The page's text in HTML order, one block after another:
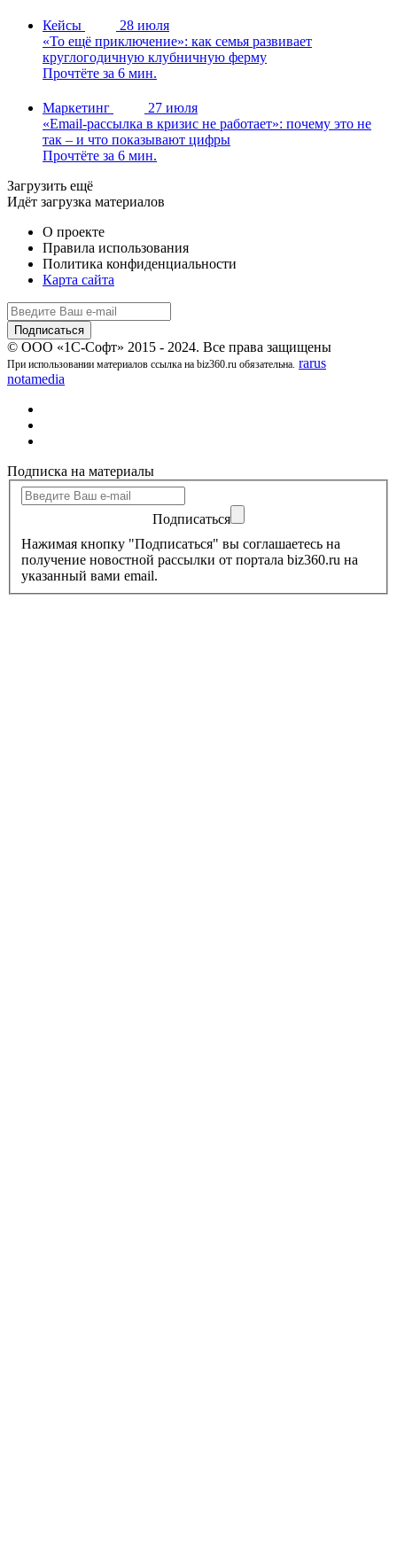
Кейсы
28 июля
«То ещё приключение»: как семья развивает
круглогодичную клубничную ферму
Прочтёте за 6 мин.
Маркетинг
27 июля
«Email-рассылка в кризис не работает»: почему это не
так – и что показывают цифры
Прочтёте за 6 мин.
Загрузить ещё
Идёт загрузка материалов
О проекте
Правила использования
Политика конфиденциальности
Карта сайта
© ООО «1С-Софт» 2015 - 2024. Все права защищены
При использовании материалов ссылка на biz360.ru обязательна. rarus
notamedia
Подписка на материалы
Подписаться
Нажимая кнопку "Подписаться" вы соглашаетесь на
получение новостной рассылки от портала biz360.ru на
указанный вами email.